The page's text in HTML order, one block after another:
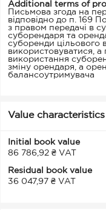
Additional terms of
Письмова згода на
відповідно до п. 169
з правом передачі в
суборендаря та
суборенди цільового
використовуватися, а
використання
зміну орендаря, а
балансоутримувача
Value characteristics
Initial book value
86 786,92 ₴ VAT
Residual book value
36 047,97 ₴ VAT